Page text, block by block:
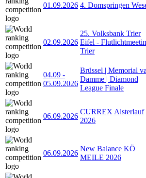
01.09.2026 4. Domspringen
02.09.2026
25. Volksbank Trier
Eifel -
Trier
04.09 -
05.09.2026
Brüssel | Memorial
Damme | Diamond
League Finale
06.09.2026
CURREX Alsterlauf
2026
06.09.2026
New Balance KÖ
MEILE 2026